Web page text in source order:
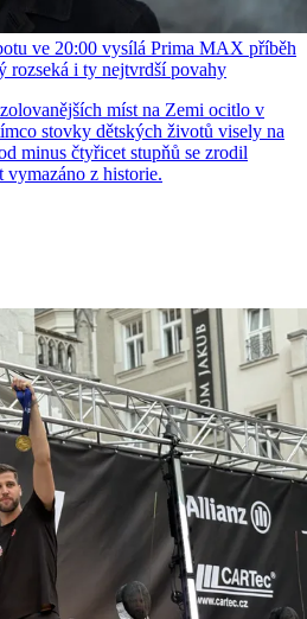
ve 20:00 vysílá Prima MAX příběh
rozseká i ty nejtvrdší povahy
míst na Zemi ocitlo v
stovky dětských životů visely na
minus čtyřicet stupňů se zrodil
vymazáno z historie.